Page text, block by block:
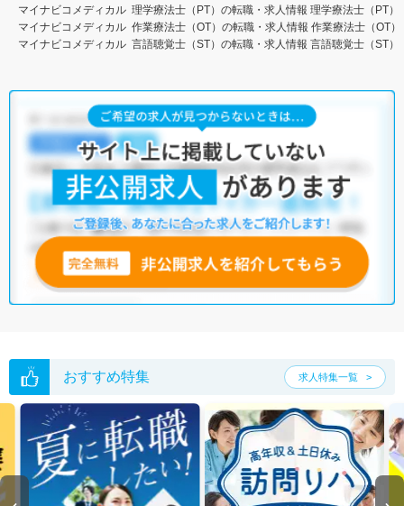
マイナビコメディカル 理学療法士（PT）の転職・求人情報 理学療法士（PT）
マイナビコメディカル 作業療法士（OT）の転職・求人情報 作業療法士（OT
マイナビコメディカル 言語聴覚士（ST）の転職・求人情報 言語聴覚士（ST）
おすすめ特集 求人特集一覧